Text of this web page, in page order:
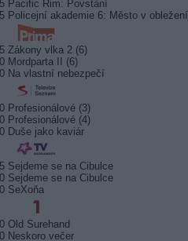
Pacific Rim: Povstání
Policejní akademie 6: Město v obležení
Zákony vlka 2 (6)
Mordparta II (6)
Na vlastní nebezpečí
Profesionálové (3)
Profesionálové (4)
Duše jako kaviár
Sejdeme se na Cibulce
Sejdeme se na Cibulce
SeXoňa
Old Surehand
Neskoro večer